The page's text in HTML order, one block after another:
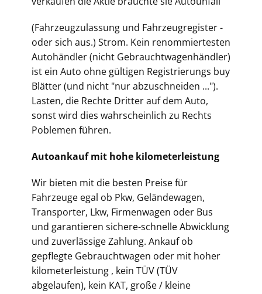
(Fahrzeugzulassung und Fahrzeugregister -
oder sich aus.) Strom. Kein renommiertesten
Autohändler (nicht Gebrauchtwagenhändler)
ist ein Auto ohne gültigen Registrierungs buy
Blätter (und nicht "nur abzuschneiden ...").
Lasten, die Rechte Dritter auf dem Auto,
sonst wird dies wahrscheinlich zu Rechts
Poblemen führen.
Autoankauf mit hohe kilometerleistung
Wir bieten mit die besten Preise für
Fahrzeuge egal ob Pkw, Geländewagen,
Transporter, Lkw, Firmenwagen oder Bus
und garantieren sichere-schnelle Abwicklung
und zuverlässige Zahlung. Ankauf ob
gepflegte Gebrauchtwagen oder mit hoher
kilometerleistung , kein TÜV (TÜV
abgelaufen), kein KAT, große / kleine